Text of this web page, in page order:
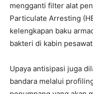
mengganti filter alat
Particulate Arresting
kelengkapan baku
bakteri di kabin
Upaya antisipasi juga
bandara melalui